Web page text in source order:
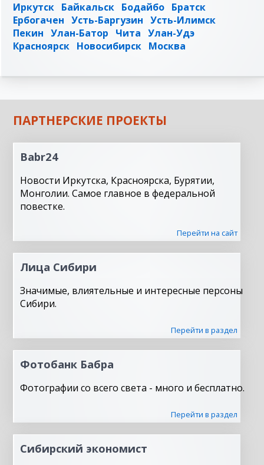
Иркутск Байкальск Бодайбо Братск
Ербогачен Усть-Баргузин Усть-Илимск
Пекин Улан-Батор Чита Улан-Удэ
Красноярск Новосибирск Москва
ПАРТНЕРСКИЕ ПРОЕКТЫ
Babr24
Новости Иркутска, Красноярска, Бурятии,
Монголии. Самое главное в федеральной
повестке.
Перейти на сайт
Лица Сибири
Значимые, влиятельные и интересные персоны
Сибири.
Перейти в раздел
Фотобанк Бабра
Фотографии со всего света - много и бесплатно.
Перейти в раздел
Сибирский экономист